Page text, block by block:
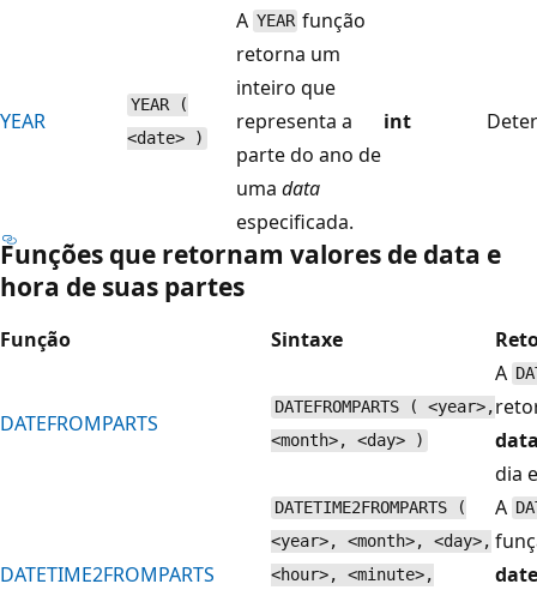
YEAR
YEAR (
<date> )
A YEAR função
retorna um
inteiro que
representa a
parte do ano de
uma data
especificada.
int
Funções que retornam valores de data e
hora de suas partes
Função Sintaxe
DATEFROMPARTS
DATEFROMPARTS ( <year>,
<month>, <day> )
A
dia
DATETIME2FROMPARTS
DATETIME2FROMPARTS (
<year>, <month>, <day>,
<hour>, <minute>,
A